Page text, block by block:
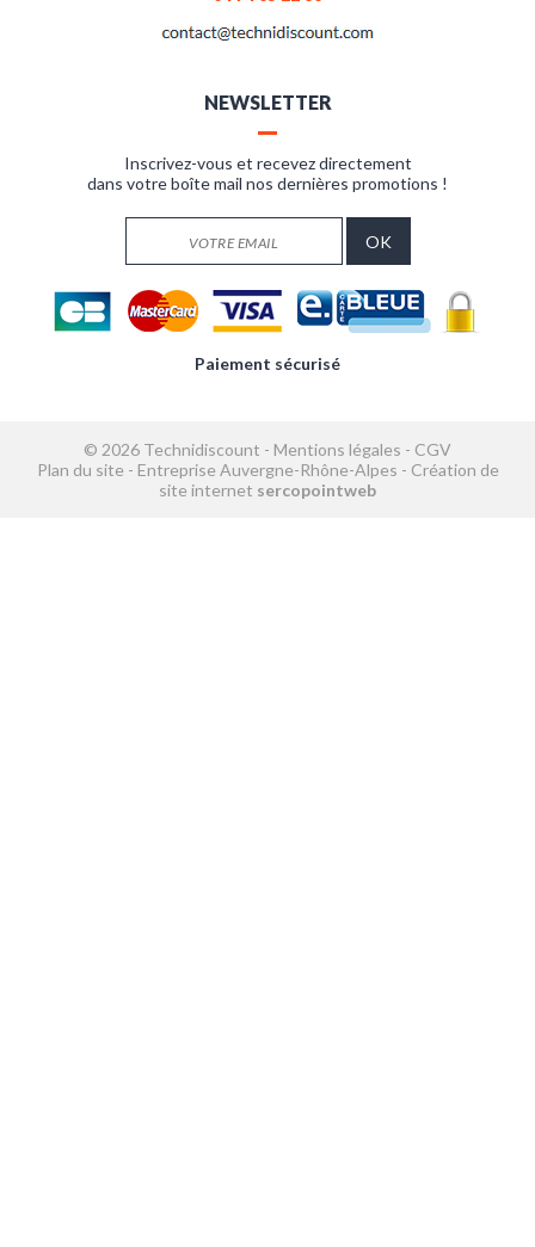
NEWSLETTER
Inscrivez-vous et recevez directement
dans votre boîte mail nos dernières promotions !
Paiement sécurisé
© 2026 Technidiscount - Mentions légales - CGV
Plan du site - Entreprise Auvergne-Rhône-Alpes - Création de
site internet sercopointweb